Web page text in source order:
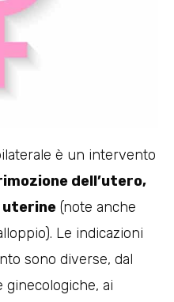
è un intervento
dell’utero,
uterine (note anche
Le indicazioni
sono diverse, dal
ai